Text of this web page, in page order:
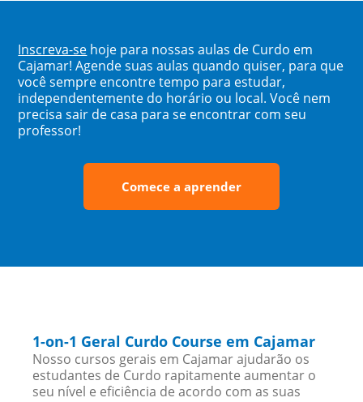
Inscreva-se hoje para nossas aulas de Curdo em
Cajamar! Agende suas aulas quando quiser, para que
você sempre encontre tempo para estudar,
independentemente do horário ou local. Você nem
precisa sair de casa para se encontrar com seu
professor!
Comece a aprender
1-on-1 Geral Curdo Course em Cajamar
Nosso cursos gerais em Cajamar ajudarão os
estudantes de Curdo rapitamente aumentar o
seu nível e eficiência de acordo com as suas